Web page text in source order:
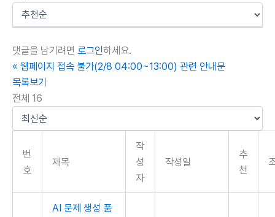
댓글을 남기려면 로그인하세요.
« 웹페이지 접속 불가(2/8 04:00~13:00) 관련 안내문
목록보기
전체 16
번
호
제목
작
성
자
작성일
추
천
AI 문제 생성 품